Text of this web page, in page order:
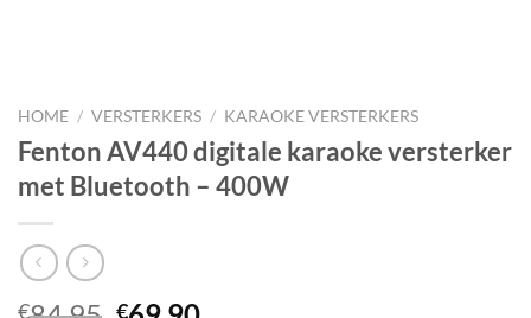
HOME / VERSTERKERS / KARAOKE VERSTERKERS
Fenton AV440 digitale karaoke versterker
met Bluetooth – 400W
€ €